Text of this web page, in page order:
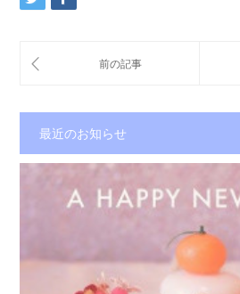
最近のお知らせ